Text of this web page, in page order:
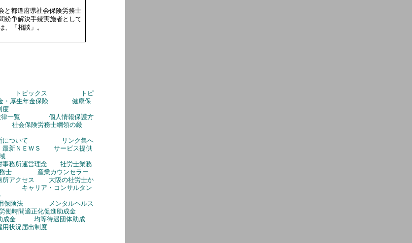
と都道府県社会保険労務士
紛争解決手続実施者として
、「相談」。
ト トピックス
トピ
・厚生年金保険
健康保
度
一覧
個人情報保護方
社会保険労務士綱領の厳
について
リンク集へ
最新ＮＥＷＳ
サービス提供
事務所運営理念
社労士業務
士
産業カウンセラー
所アクセス
大阪の社労士か
キャリア・コンサルタン
保険法
メンタルヘルス
働時間適正化促進助成金
成金
均等待遇団体助成
用状況届出制度